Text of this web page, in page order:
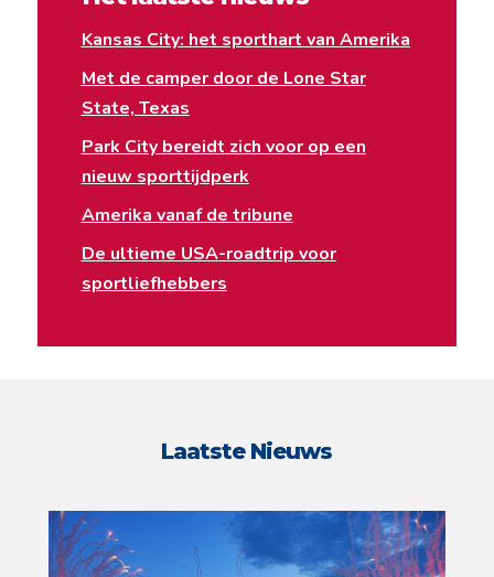
Kansas City: het sporthart van Amerika
Met de camper door de Lone Star
State, Texas
Park City bereidt zich voor op een
nieuw sporttijdperk
Amerika vanaf de tribune
De ultieme USA-roadtrip voor
sportliefhebbers
Laatste Nieuws